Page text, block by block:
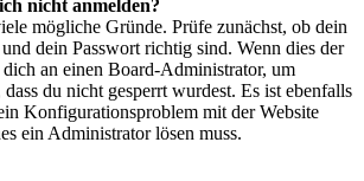
nicht anmelden?
mögliche Gründe. Prüfe zunächst, ob dein
dein Passwort richtig sind. Wenn dies der
an einen Board-Administrator, um
dass du nicht gesperrt wurdest. Es ist ebenfalls
Konfigurationsproblem mit der Website
ein Administrator lösen muss.